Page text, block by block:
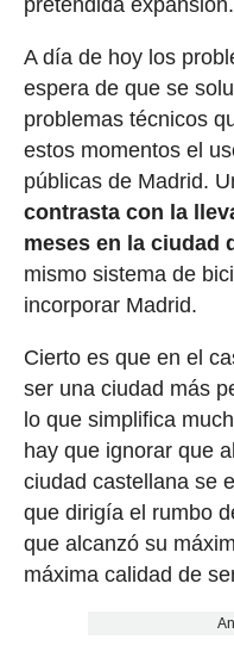
pretendida expansión.
A día de hoy los
espera de que se
problemas técnicos
estos momentos el
públicas de Madrid.
contrasta con la
meses en la ciudad
mismo sistema de
incorporar Madrid.
Cierto es que en el
ser una ciudad más
lo que simplifica
hay que ignorar que
ciudad castellana se
que dirigía el rumbo
que alcanzó su
máxima calidad de